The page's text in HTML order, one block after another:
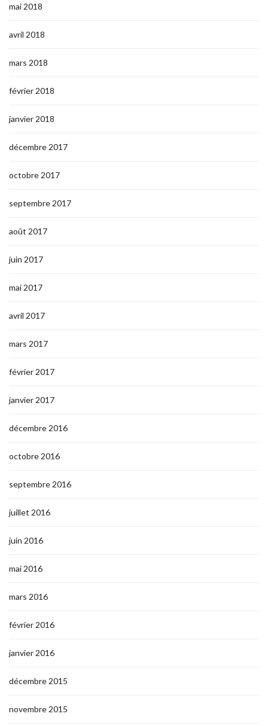
mai 2018
avril 2018
mars 2018
février 2018
janvier 2018
décembre 2017
octobre 2017
septembre 2017
août 2017
juin 2017
mai 2017
avril 2017
mars 2017
février 2017
janvier 2017
décembre 2016
octobre 2016
septembre 2016
juillet 2016
juin 2016
mai 2016
mars 2016
février 2016
janvier 2016
décembre 2015
novembre 2015